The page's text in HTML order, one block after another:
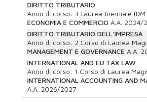
DIRITTO TRIBUTARIO
Anno di corso: 3 Laurea triennale
ECONOMIA E COMMERCIO A.A. 2024/
DIRITTO TRIBUTARIO DELL'IMPRESA
Anno di corso: 2 Corso di Laurea
MANAGEMENT E GOVERNANCE A.A.
INTERNATIONAL AND EU TAX LAW
Anno di corso: 1 Corso di Laurea
INTERNATIONAL ACCOUNTING AND
A.A. 2026/2027